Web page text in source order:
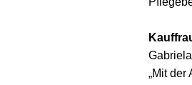
„Mit der